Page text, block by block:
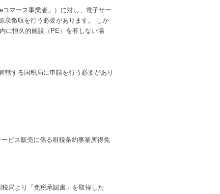
マース事業者」）に対し、電子サー
泉徴収を行う必要があります。 しか
に恒久的施設（PE）を有しない場
する国税局に申請を行う必要があり
ビス販売に係る租税条約事業所得免
局より「免税承認書」を取得した